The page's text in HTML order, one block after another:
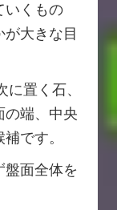
いくもの
大きな目
置く石、
の端、中央
です。
盤面全体を